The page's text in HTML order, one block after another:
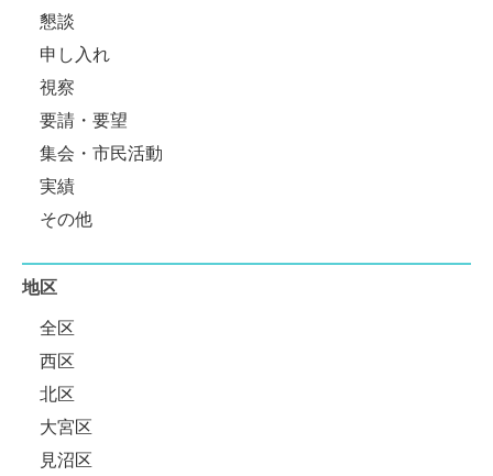
懇談
申し入れ
視察
要請・要望
集会・市民活動
実績
その他
地区
全区
西区
北区
大宮区
見沼区